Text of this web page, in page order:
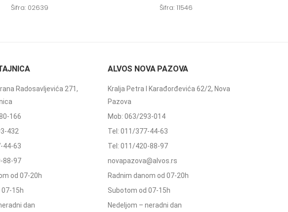
Šifra: 02639 Šifra: 11546
Radosavljevića 271,
166
432
44-63
88-97
od 07-20h
15h
dan
ALVOS NOVA PAZOVA
Kralja Petra I Karađorđevića 62/2, Nova
Pazova
Mob: 063/293-014
Tel: 011/377-44-63
Tel: 011/420-88-97
novapazova@alvos.rs
Radnim danom od 07-20h
Subotom od 07-15h
Nedeljom – neradni dan